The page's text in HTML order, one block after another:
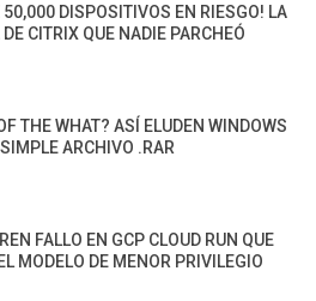
50,000 DISPOSITIVOS EN RIESGO! LA
DE CITRIX QUE NADIE PARCHEÓ
THE WHAT? ASÍ ELUDEN WINDOWS
ARCHIVO .RAR
FALLO EN GCP CLOUD RUN QUE
MODELO DE MENOR PRIVILEGIO